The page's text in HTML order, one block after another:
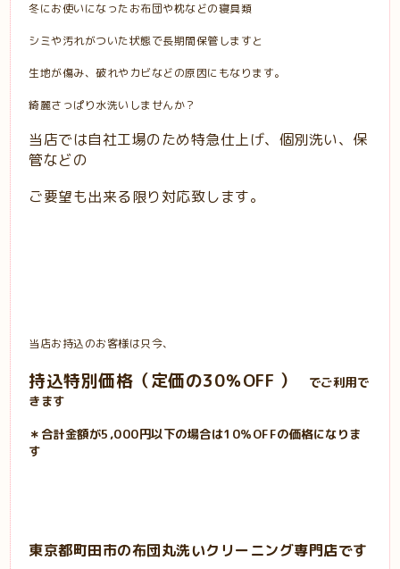
冬にお使いになったお布団や枕などの寝具類
シミや汚れがついた状態で長期間保管しますと
生地が傷み、破れやカビなどの原因にもなります。
綺麗さっぱり水洗いしませんか？
当店では自社工場のため特急仕上げ、個別洗い、保
管などの
ご要望も出来る限り対応致します。
当店お持込のお客様は只今、
持込特別価格（定価の30％OFF ）
でご利用で
きます
＊合計金額が5,000円以下の場合は10％OFFの価格になりま
す
東京都町田市の布団丸洗いクリーニング専門店です